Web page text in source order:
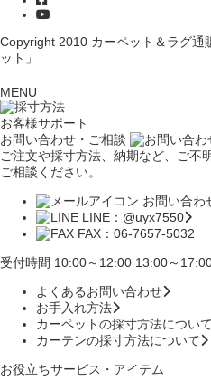
Copyright 2010 カーペット＆ラグ通
ット」
MENU
お客様サポート
お問い合わせ・ご相談
ご注文や採寸方法、納期など、ご不
ご相談ください。
お問い合わ
LINE：@uyx7550
FAX：06-7657-5032
受付時間 10:00～12:00 13:00～17:00
よくあるお問い合わせ
お手入れ方法
カーペットの採寸方法について
カーテンの採寸方法について
お役立ちサービス・アイテム